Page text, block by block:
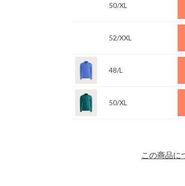
50/XL
52/XXL
48/L
50/XL
この商品に